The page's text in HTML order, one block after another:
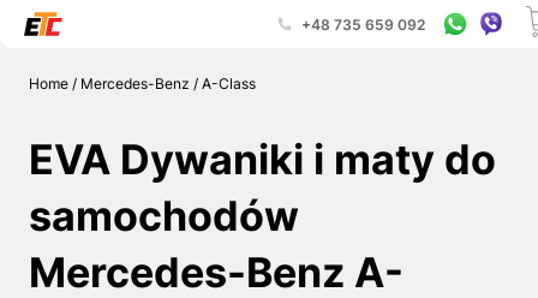
+48 735 659 092
Home/ Mercedes-Benz / A-Class
EVA Dywaniki i maty do
samochodów
Mercedes-Benz A-